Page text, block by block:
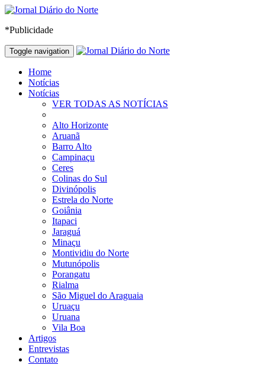
*Publicidade
Toggle navigation
Home
Notícias
Notícias
VER TODAS AS NOTÍCIAS
Alto Horizonte
Aruanã
Barro Alto
Campinaçu
Ceres
Colinas do Sul
Divinópolis
Estrela do Norte
Goiânia
Itapaci
Jaraguá
Minaçu
Montividiu do Norte
Mutunópolis
Porangatu
Rialma
São Miguel do Araguaia
Uruaçu
Uruana
Vila Boa
Artigos
Entrevistas
Contato